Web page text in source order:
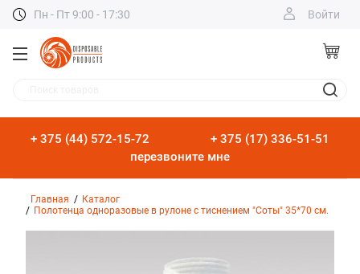
Пн - Пт 9:00 - 17:30 Войти
+ 375 (44) 572-15-72
+ 375 (17) 336-51-51
перезвоните мне
Главная
Каталог
Полотенца одноразовые в рулоне с тиснением "Соты" 35*70 см.